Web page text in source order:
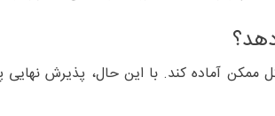
آماده کند. با این حال، پذیرش نهایی